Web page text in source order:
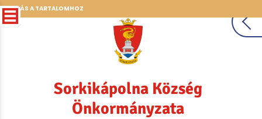
UGRÁS A TARTALOMHOZ
Sorkikápolna Község
Önkormányzata